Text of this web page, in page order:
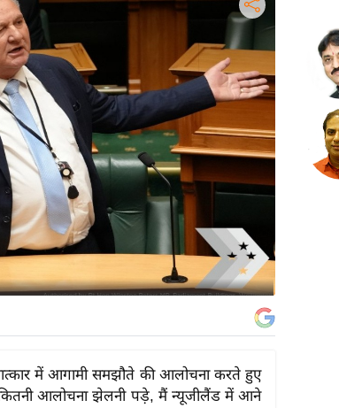
में आगामी समझौते की आलोचना करते हुए
आलोचना झेलनी पड़े, मैं न्यूजीलैंड में आने